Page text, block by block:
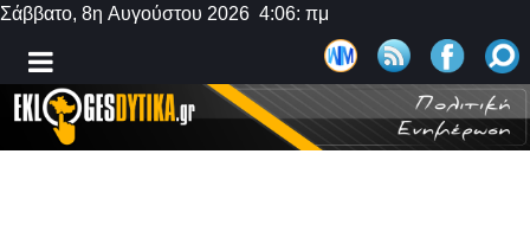
Σάββατο, 8η Αυγούστου 2026 4:06: πμ